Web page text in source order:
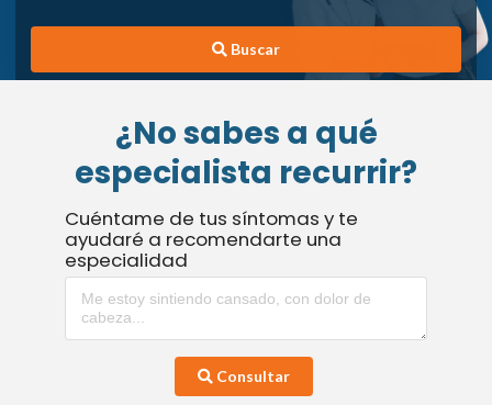
Buscar
¿No sabes a qué
especialista recurrir?
Cuéntame de tus síntomas y te
ayudaré a recomendarte una
especialidad
Consultar